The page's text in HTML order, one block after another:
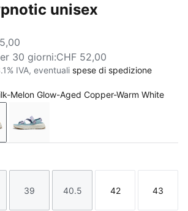
unisex
30 giorni:CHF 52,00
IVA, eventuali spese di spedizione
Melon Glow-Aged Copper-Warm White
Dark Gray
Milk-Melon Glow-Aged Copper-
Lilac Luster-Seafoam-Warm
Taglia
39
Taglia
40.5
Taglia
42
Taglia
43